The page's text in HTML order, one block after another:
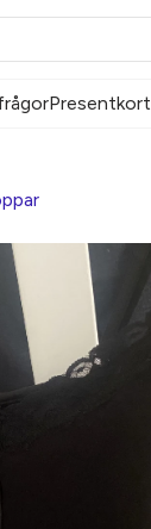
Presentkort